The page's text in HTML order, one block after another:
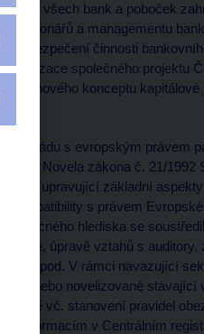
všech bank a poboček
akcionářů a managementu
zabezpečení činnosti
realizace společného projektu
nového konceptu
řádu s evropským právem
unie. Novela zákona č. 21/
upravující základní
kompatibility s právem
Z věcného hlediska se
úpravě vztahů s
apod. V rámci navazující
nové nebo novelizované
vč. stanovení pravidel
k informacím v Centrálním